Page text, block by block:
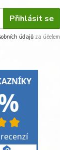
Přihlásit se
údajů za účelem